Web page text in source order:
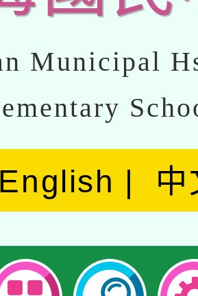
Municipal
ementary
English 中